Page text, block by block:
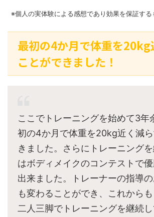
※個人の実体験による感想であり効果を保証する
最初の4か月で体重を20kg
ことができました！
ここでトレーニングを始めて3年
初の4か月で体重を20kg近く減
きました。さらにトレーニング
はボディメイクのコンテストで
出来ました。トレーナーの指導
も変わることができ、これから
二人三脚でトレーニングを継続